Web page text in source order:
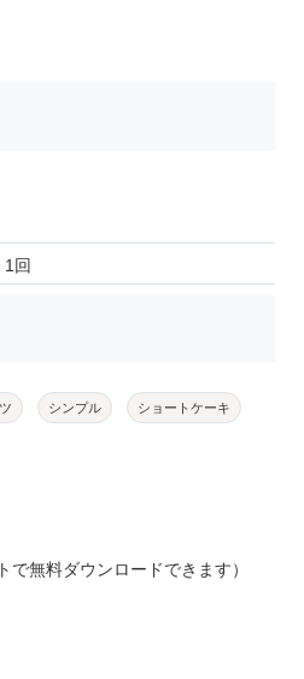
1回
シンプル ショートケーキ
で無料ダウンロードできます）